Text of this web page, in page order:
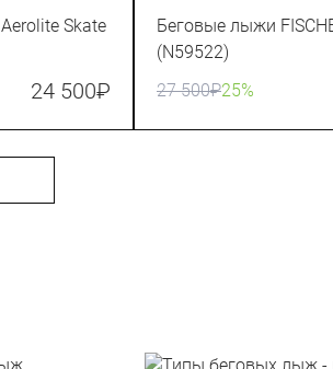
Skate
24 500₽
Беговые лыжи
(N59522)
27 500₽25%